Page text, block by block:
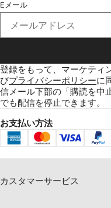
Eメール
登録をもって、マーケティ
びプライバシーポリシーに
信メール下部の「購読を中
でも配信を停止できます。
お支払い方法
カスタマーサービス